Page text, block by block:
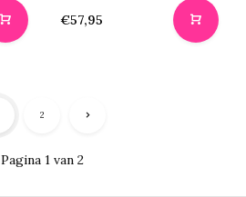
€57,95
Pagina 1 van 2
2